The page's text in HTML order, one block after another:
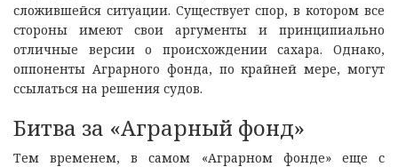
сложившейся ситуации. Существует спор, в котором все
стороны имеют свои аргументы и принципиально
отличные версии о происхождении сахара. Однако,
оппоненты Аграрного фонда, по крайней мере, могут
ссылаться на решения судов.
Битва за «Аграрный фонд»
Тем временем, в самом «Аграрном фонде» еще с